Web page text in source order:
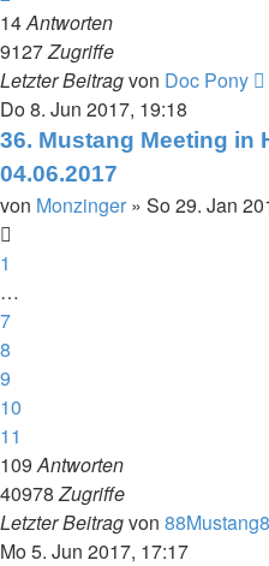
14Antworten
9127Zugriffe
Letzter Beitragvon Doc Pony
Do 8. Jun 2017, 19:18
36. Mustang Meeting in
04.06.2017
von Monzinger » So 29. Jan
1
…
7
8
9
10
11
109Antworten
40978Zugriffe
Letzter Beitragvon
Mo 5. Jun 2017, 17:17